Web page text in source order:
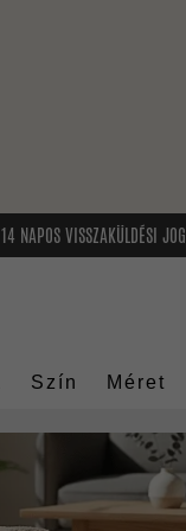
14 NAPOS VISSZAKÜLDÉSI JOG
Szín Méret